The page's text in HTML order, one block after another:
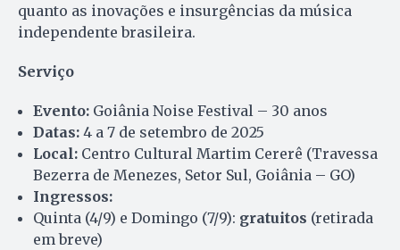
quanto as inovações e insurgências da música
independente brasileira.
Serviço
Evento: Goiânia Noise Festival – 30 anos
Datas: 4 a 7 de setembro de 2025
Local: Centro Cultural Martim Cererê (Travessa
Bezerra de Menezes, Setor Sul, Goiânia – GO)
Ingressos:
Quinta (4/9) e Domingo (7/9): gratuitos (retirada
em breve)